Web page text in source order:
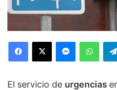
Facebook
X Messenger
El servicio de urgencias